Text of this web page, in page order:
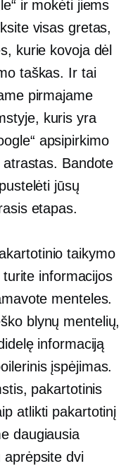
ir mokėti jiems
visas gretas,
kurie kovoja dėl
taškas. Ir tai
pirmajame
kuris yra
apsipirkimo
Bandote
jūsų
etapas.
taikymo
informacijos
menteles.
blynų mentelių,
informaciją
įspėjimas.
pakartotinis
atlikti pakartotinį
daugiausia
aprėpsite dvi